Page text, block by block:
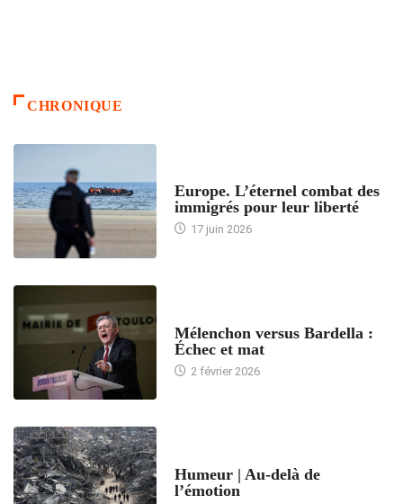
CHRONIQUE
Europe. L’éternel combat des
immigrés pour leur liberté
17 juin 2026
Mélenchon versus Bardella :
Échec et mat
2 février 2026
Humeur | Au-delà de
l’émotion